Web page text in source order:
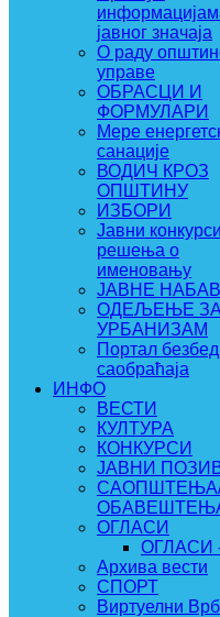
јавног значаја
О раду
управе
ОБРАСЦИ И
ФОРМУЛАРИ
Мере
санације
ВОДИЧ КРОЗ
ОПШТИНУ
ИЗБОРИ
Јавни
решења о
именовању
ЈАВНЕ
ОДЕЉЕЊЕ ЗА
УРБАНИЗАМ
Портал
саобраћаја
ИНФО
ВЕСТИ
КУЛТУРА
КОНКУРСИ
ЈАВНИ
ОГЛАСИ
ОГЛАСИ
Архива вести
СПОРТ
Виртуелни